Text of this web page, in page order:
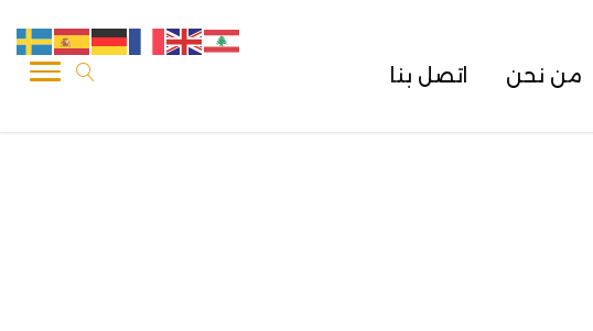
من نحن اتصل بنا